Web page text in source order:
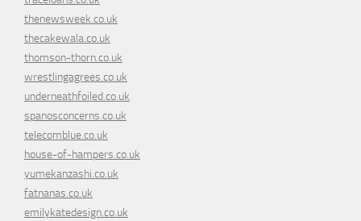
thenewsweek.co.uk
thecakewala.co.uk
thomson-thorn.co.uk
wrestlingagrees.co.uk
underneathfoiled.co.uk
spanosconcerns.co.uk
telecomblue.co.uk
house-of-hampers.co.uk
yumekanzashi.co.uk
fatnanas.co.uk
emilykatedesign.co.uk